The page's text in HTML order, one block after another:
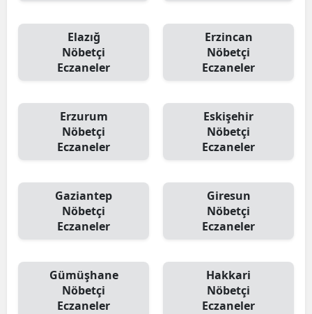
Elazığ
Nöbetçi
Eczaneler
Erzincan
Nöbetçi
Eczaneler
Erzurum
Nöbetçi
Eczaneler
Eskişehir
Nöbetçi
Eczaneler
Gaziantep
Nöbetçi
Eczaneler
Giresun
Nöbetçi
Eczaneler
Gümüşhane
Nöbetçi
Eczaneler
Hakkari
Nöbetçi
Eczaneler